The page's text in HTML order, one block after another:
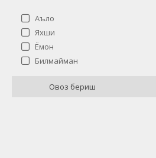
Аъло
Яхши
Ёмон
Билмайман
Овоз бериш
Жамият фаолиятининг